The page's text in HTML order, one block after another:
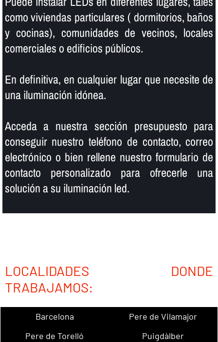
como viviendas particulares ( dormitorios, baños
y cocinas), comunidades de vecinos, locales
comerciales o edificios públicos.
En definitiva, en cualquier lugar que necesite de
una iluminación idónea.
Acceda a nuestra sección presupuesto para
conseguir nuestro teléfono de contacto, correo
electrónico o bien rellene nuestro formulario de
contacto personalizado para ofrecerle una
solución a su iluminación led.
LOCALIDADES DONDE
TRABAJAMOS:
Barcelona
Pere de Vilamajor
Pere de Torelló
Puigdàlber